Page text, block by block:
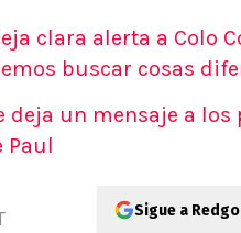
clara alerta a Colo
buscar cosas
deja un mensaje a los
Paul
Sigue a